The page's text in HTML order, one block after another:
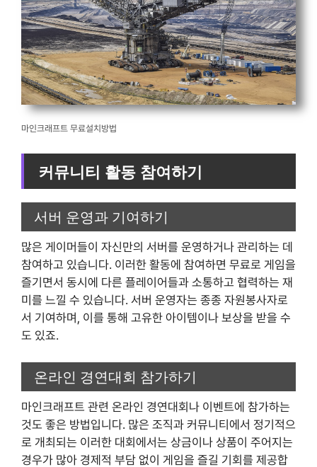
마인크래프트 무료설치방법
커뮤니티 활동 참여하기
서버 운영과 기여하기
많은 게이머들이 자신만의 서버를 운영하거나 관리하는 데
참여하고 있습니다. 이러한 활동에 참여하면 무료로 게임을
즐기면서 동시에 다른 플레이어들과 소통하고 협력하는 재
미를 느낄 수 있습니다. 서버 운영자는 종종 자원봉사자로
서 기여하며, 이를 통해 고유한 아이템이나 보상을 받을 수
도 있죠.
온라인 경연대회 참가하기
마인크래프트 관련 온라인 경연대회나 이벤트에 참가하는
것도 좋은 방법입니다. 많은 조직과 커뮤니티에서 정기적으
로 개최되는 이러한 대회에서는 상금이나 상품이 주어지는
경우가 많아 경제적 부담 없이 게임을 즐길 기회를 제공합